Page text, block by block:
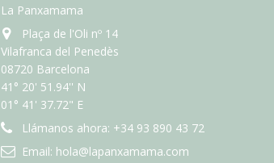
La Panxamama
Plaça de l'Oli nº 14
Vilafranca del Penedès
08720 Barcelona
41° 20' 51.94'' N
01° 41' 37.72" E
Llámanos ahora: +34 93 890 43 72
Email: hola@lapanxamama.com